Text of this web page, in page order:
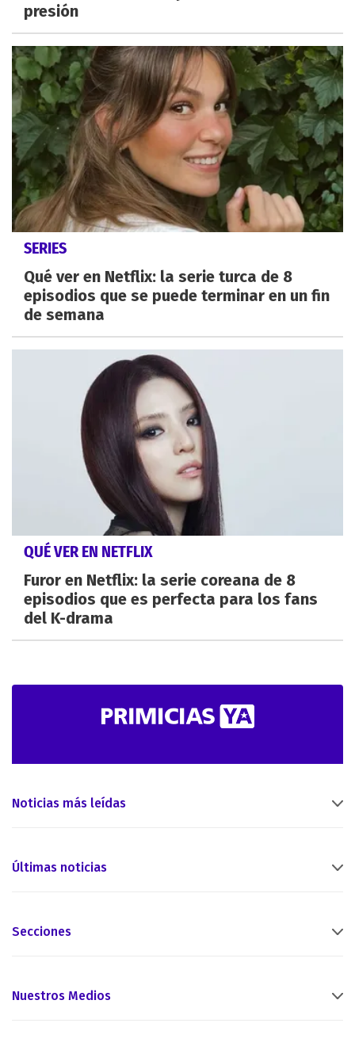
presión
SERIES
Qué ver en Netflix: la serie turca de 8
episodios que se puede terminar en un fin
de semana
QUÉ VER EN NETFLIX
Furor en Netflix: la serie coreana de 8
episodios que es perfecta para los fans
del K-drama
Noticias más leídas
Últimas noticias
Secciones
Nuestros Medios